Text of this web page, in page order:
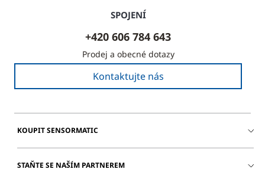
SPOJENÍ
+420 606 784 643
Prodej a obecné dotazy
Kontaktujte nás
KOUPIT SENSORMATIC
STAŇTE SE NAŠÍM PARTNEREM